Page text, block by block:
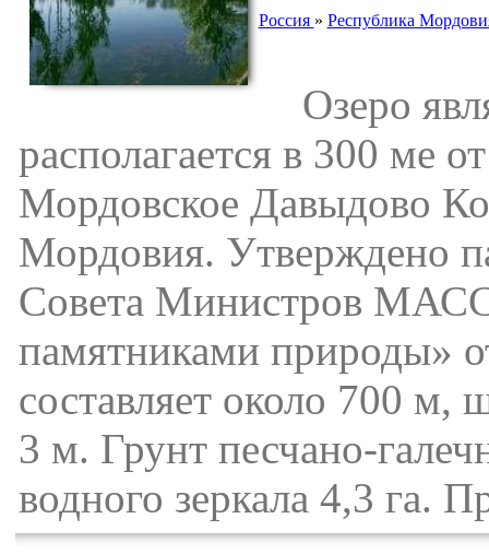
Россия » Республика
Озеро
располагается в 300 ме
Мордовское Давыдово
Мордовия. Утверждено
Совета Министров
памятниками природы»
составляет около 700 м,
3 м. Грунт песчано-
водного зеркала 4,3 га.